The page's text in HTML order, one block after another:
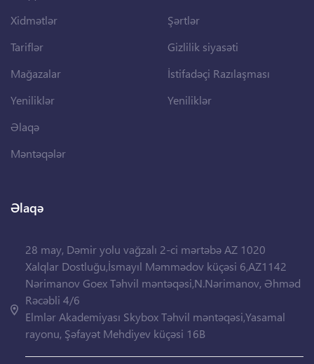
Xidmətlər
Tariflər
Mağazalar
Yeniliklər
Əlaqə
Məntəqələr
Şərtlər
Gizlilik siyasəti
İstifadəçi Razılaşması
Yeniliklər
Əlaqə
28 may, Dəmir yolu vağzalı 2-ci mərtəbə AZ 1020
Xalqlar Dostluğu,İsmayıl Məmmədov küçəsi 6,AZ1142
Nərimanov Goex Təhvil məntəqəsi,N.Nərimanov, Əhməd
Rəcəbli 4/6
Elmlər Akademiyası Skybox Təhvil məntəqəsi,Yasamal
rayonu, Şəfayət Mehdiyev küçəsi 16B